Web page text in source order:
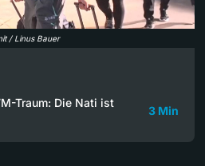
/ Linus Bauer
Traum: Die Nati ist
3 Min